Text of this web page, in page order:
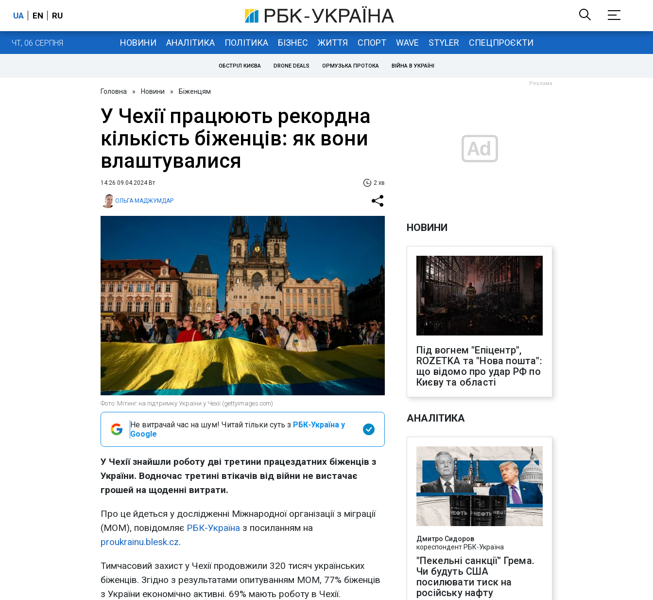
UA EN RU
ЧТ, 06 СЕРПНЯ НОВИНИ АНАЛІТИКА ПОЛІТИКА БІЗНЕС ЖИТТЯ СПОРТ WAVE STYLER СПЕЦПРОЄКТИ
ОБСТРІЛ КИЄВА DRONE DEALS ОРМУЗЬКА ПРОТОКА ВІЙНА В УКРАЇНІ
Головна » Новини » Біженцям
У Чехії працюють рекордна
кількість біженців: як вони
влаштувалися
14:26 09.04.2024 Вт 2 хв
ОЛЬГА МАДЖУМДАР
Фото: Мітинг на підтримку України у Чехії (gettyimages.com)
Не витрачай час на шум! Читай тільки суть з РБК-Україна у
Google
У Чехії знайшли роботу дві третини працездатних біженців з
України. Водночас третині втікачів від війни не вистачає
грошей на щоденні витрати.
Про це йдеться у дослідженні Міжнародної організації з міграції
(МОМ), повідомляє РБК-Україна з посиланням на
proukrainu.blesk.cz.
Тимчасовий захист у Чехії продовжили 320 тисяч українських
біженців. Згідно з результатами опитуванням МОМ, 77% біженців
з України економічно активні. 69% мають роботу в Чехії.
НОВИНИ
Під вогнем "Епіцентр",
ROZETKA та "Нова пошта":
що відомо про удар РФ по
Києву та області
АНАЛІТИКА
Дмитро Сидоров
кореспондент РБК-Україна
"Пекельні санкції" Грема.
Чи будуть США
посилювати тиск на
російську нафту